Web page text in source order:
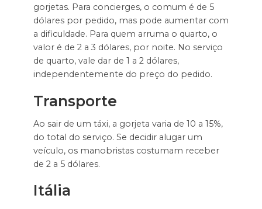
gorjetas. Para concierges, o comum é de 5
dólares por pedido, mas pode aumentar com
a dificuldade. Para quem arruma o quarto, o
valor é de 2 a 3 dólares, por noite. No serviço
de quarto, vale dar de 1 a 2 dólares,
independentemente do preço do pedido.
Transporte
Ao sair de um táxi, a gorjeta varia de 10 a 15%,
do total do serviço. Se decidir alugar um
veículo, os manobristas costumam receber
de 2 a 5 dólares.
Itália